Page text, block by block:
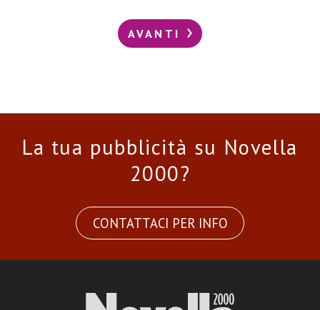
AVANTI
La tua pubblicità su Novella
2000?
CONTATTACI PER INFO